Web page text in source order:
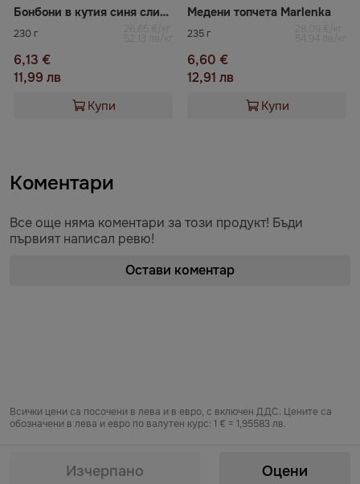
Изчерпано Оцени
Бонбони в кутия cиня cлива с орех в шоколад Rifero
230 г 26,65 €/кг
52,13 лв/кг
6,13 €
11,99 лв
Купи
Медени топчета Marlenka
235 г 28,09 €/кг
54,94 лв/кг
6,60 €
12,91 лв
Купи
Коментари
Все още няма коментари за този продукт! Бъди
първият написал ревю!
Остави коментар
Всички цени са посочени в лева и в евро, с включен ДДС. Цените са
обозначени в лева и евро по валутен курс: 1 € = 1,95583 лв.
на еврото в Република България от „БЕРЬОЗКА БЪЛГАРИЯ“ ЕООД от